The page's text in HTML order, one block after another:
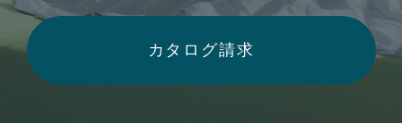
カタログ請求